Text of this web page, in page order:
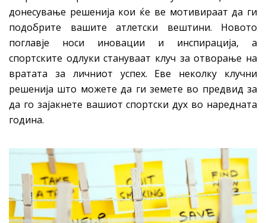
донесување решенија кои ќе ве мотивираат да ги
подобрите вашите атлетски вештини. Новото
поглавје носи иновации и инспирација, а
спортските одлуки стануваат клуч за отворање на
вратата за личниот успех. Еве неколку клучни
решенија што можете да ги земете во предвид за
да го зајакнете вашиот спортски дух во наредната
година.